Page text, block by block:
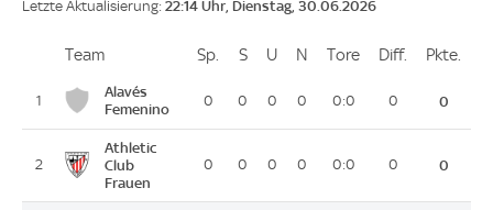
Letzte Aktualisierung: 22:14 Uhr, Dienstag, 30.06.2026
PlatzTeam Sp. Spiele
SSiege
U Unentschieden
N Niederlagen
Tore ToreDiff. Differenz
Pkte.
1
Alavés
Femenino
0 0 0 0 0:0 0 0
2
Athletic
Club
Frauen
0 0 0 0 0:0 0 0